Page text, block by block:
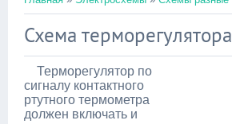
Схема терморегулятора
Терморегулятор по
сигналу контактного
ртутного термометра
должен включать и